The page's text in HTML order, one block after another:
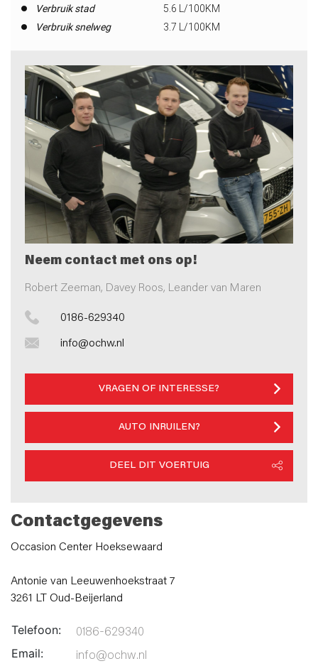
Verbruik stad
5.6 L/100KM
Verbruik snelweg
3.7 L/100KM
Neem contact met ons op!
Robert Zeeman, Davey Roos, Leander van Maren
0186-629340
info@ochw.nl
VRAGEN OF INTERESSE?
AUTO INRUILEN?
DEEL DIT VOERTUIG
Contactgegevens
Occasion Center Hoeksewaard
Antonie van Leeuwenhoekstraat 7
3261 LT Oud-Beijerland
Telefoon: 0186-629340
Email: info@ochw.nl